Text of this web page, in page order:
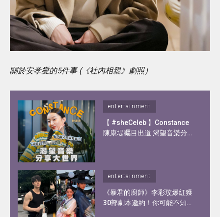
關於安孝燮的5件事 (《社內相親》劇照）
entertainment
【 #sheCeleb 】Constance
陳康堤矚目出道 渴望音樂分享
entertainment
《暴君的廚師》李彩玟爆紅獲
30部劇本邀約！你可能不知道